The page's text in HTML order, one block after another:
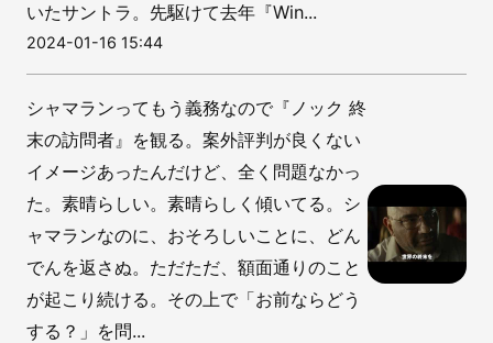
いたサントラ。先駆けて去年『Win...
2024-01-16 15:44
シャマランってもう義務なので『ノック 終
末の訪問者』を観る。案外評判が良くない
イメージあったんだけど、全く問題なかっ
た。素晴らしい。素晴らしく傾いてる。シ
ャマランなのに、おそろしいことに、どん
でんを返さぬ。ただただ、額面通りのこと
が起こり続ける。その上で「お前ならどう
する？」を問...